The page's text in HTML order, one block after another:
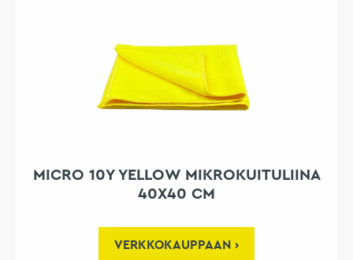
MICRO 10Y YELLOW MIKROKUITULIINA
40X40 CM
VERKKOKAUPPAAN